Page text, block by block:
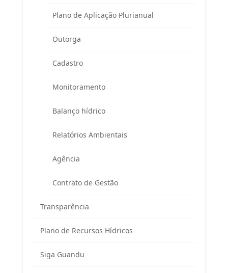
Plano de Aplicação Plurianual
Outorga
Cadastro
Monitoramento
Balanço hídrico
Relatórios Ambientais
Agência
Contrato de Gestão
Transparência
Plano de Recursos Hídricos
Siga Guandu
Fazenda Caxias – Seropédica/RJ – CEP 23895-265
Rodovia BR 465, km 7 (Campus da UFRRJ)
Seropédica/RJ – CEP 23897-000
E-mail:guandu@agevap.org.br